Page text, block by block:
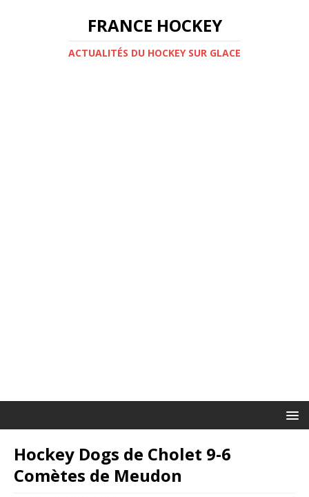
FRANCE HOCKEY
ACTUALITÉS DU HOCKEY SUR GLACE
Hockey Dogs de Cholet 9-6
Comètes de Meudon